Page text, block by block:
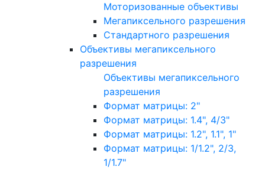
Моторизованные объективы
Мегапиксельного разрешения
Стандартного разрешения
Объективы мегапиксельного
разрешения
Объективы мегапиксельного
разрешения
Формат матрицы: 2"
Формат матрицы: 1.4", 4/3"
Формат матрицы: 1.2", 1.1", 1"
Формат матрицы: 1/1.2", 2/3,
1/1.7"